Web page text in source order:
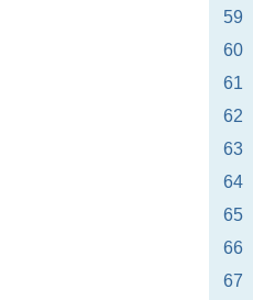
59
60
61
62
63
64
65
66
67